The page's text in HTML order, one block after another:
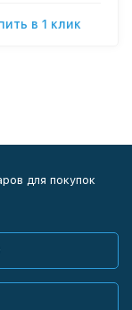
в 1 клик
для покупок